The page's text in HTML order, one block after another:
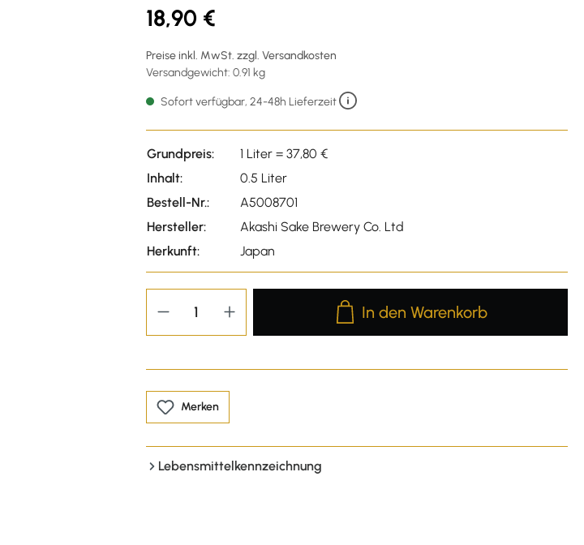
18,90 €
Preise inkl. MwSt. zzgl. Versandkosten
Versandgewicht: 0.91 kg
Sofort verfügbar, 24-48h Lieferzeit
Grundpreis:
1 Liter = 37,80 €
Inhalt:
0.5 Liter
Bestell-Nr.:
A5008701
Hersteller:
Akashi Sake Brewery Co. Ltd
Herkunft:
Japan
Produkt Anzahl: Gib den
In den Warenkorb
Merken
Lebensmittelkennzeichnung